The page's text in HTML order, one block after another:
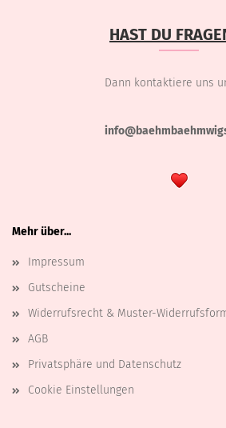
HAST DU
Dann kontaktiere uns
Mehr über...
Impressum
Gutscheine
Widerrufsrecht & Muster-
AGB
Privatsphäre und Datenschutz
Cookie Einstellungen